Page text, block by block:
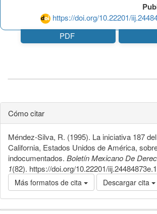
https://doi.org/10.22201/
PDF
Cómo citar
Méndez-Silva, R. (1995). La iniciativa 187
California, Estados Unidos de América,
indocumentados. Boletín Mexicano De
1(82). https://doi.org/10.22201/
Más formatos de cita Descargar cita